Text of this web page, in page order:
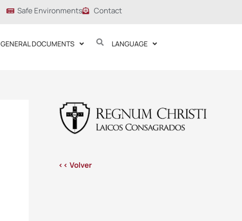
Safe Environments Contact
GENERAL DOCUMENTS LANGUAGE
<< Volver